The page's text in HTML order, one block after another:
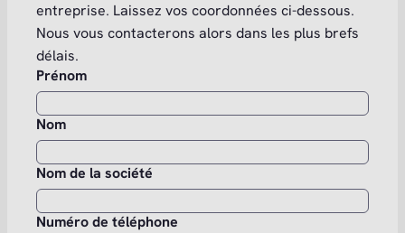
entreprise. Laissez vos coordonnées ci-dessous.
Nous vous contacterons alors dans les plus brefs
délais.
Prénom
Nom
Nom de la société
Numéro de téléphone